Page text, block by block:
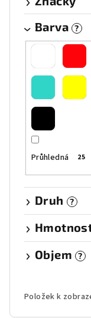
Barva
?
Průhledná 25
Druh ?
Objem ?
Položek k